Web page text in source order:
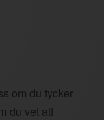
om du tycker
du vet att